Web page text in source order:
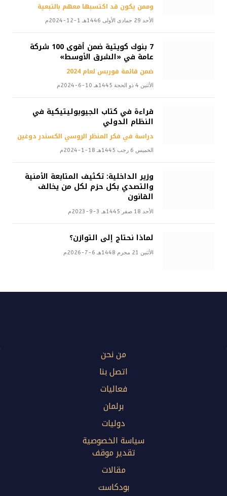
وممن يكون قد اكتسبها معهم بالتبعية
الأحد 29 جمادى الأولى 1446هـ 1-12-2024م
7 بنوك كويتية ضمن أقوى 100 شركة
عامة في «الشرق الأوسط»
ضمن قائمة فوربس لعام 2024
الأثنين 4 ذو الحجة 1445هـ 10-6-2024م
قراءة في كتاب الجيوبوليتيكية في
النظام الدولي
دراسة في فكر المنظر الروسي الكسندر دوغين
الخميس 6 رجب 1445هـ 18-1-2024م
وزير الداخلية: تكثيف المتابعة الأمنية
والتصدي بكل حزم لكل من يخالف
القانون
الأحد 18 صفر 1445هـ 3-9-2023م
لماذا نحتاج إلى التوازن؟
الأثنين 21 محرم 1448هـ 6-7-2026م
من نحن
اتصل بنا
فعاليات
برلمان
دوليات
سياسة الخصوصية
تقدير موقف
مقالات
بودكاست